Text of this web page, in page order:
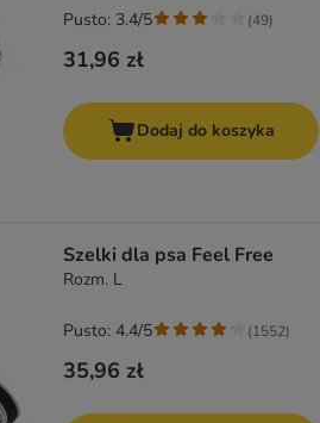
31,96 zł
Pusto: 3.4/5 (49)
Dodaj do koszyka
Szelki dla psa Feel Free
Rozm. L
35,96 zł
Pusto: 4.4/5 (1552)